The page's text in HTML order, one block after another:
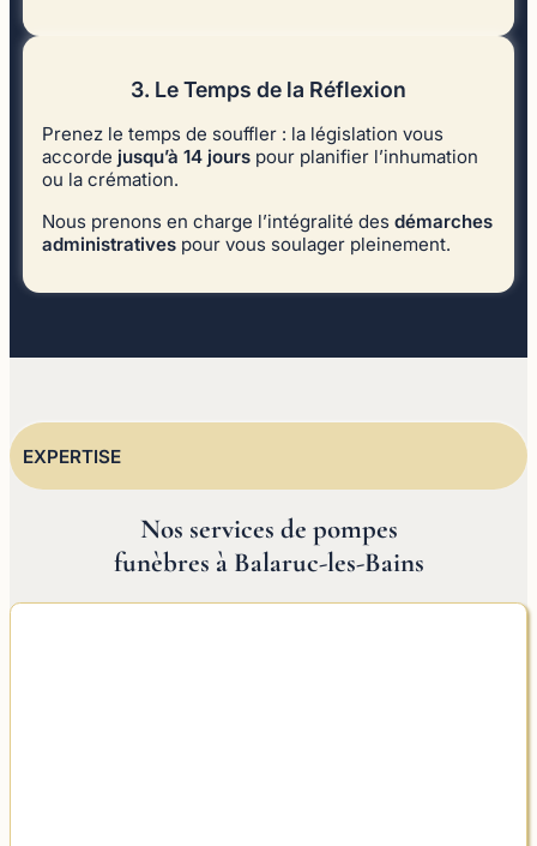
3. Le Temps de la Réflexion
Prenez le temps de souffler : la législation vous
accorde jusqu’à 14 jourspour planifier l’inhumation
ou la crémation.
Nous prenons en charge l’intégralité des démarches
administrativespour vous soulager pleinement.
EXPERTISE
Nos services de pompes
funèbres à Balaruc-les-Bains